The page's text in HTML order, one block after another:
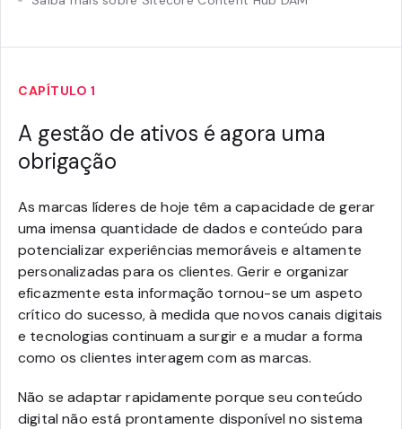
CAPÍTULO 1
A gestão de ativos é agora uma
obrigação
As marcas líderes de hoje têm a capacidade de gerar
uma imensa quantidade de dados e conteúdo para
potencializar experiências memoráveis e altamente
personalizadas para os clientes. Gerir e organizar
eficazmente esta informação tornou-se um aspeto
crítico do sucesso, à medida que novos canais digitais
e tecnologias continuam a surgir e a mudar a forma
como os clientes interagem com as marcas.
Não se adaptar rapidamente porque seu conteúdo
digital não está prontamente disponível no sistema